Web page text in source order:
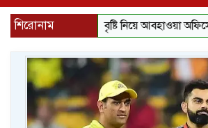
শিরোনাম বৃষ্টি নিয়ে আবহাওয়া অফিসের নতুন